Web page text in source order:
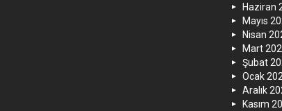
Haziran
Mayıs
Nisan
Mart
Şubat
Ocak
Aralık
Kasım